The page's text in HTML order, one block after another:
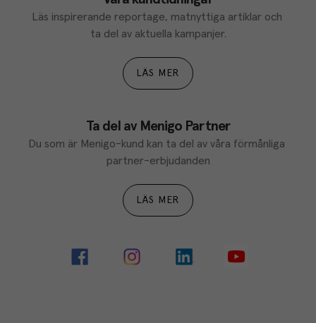
Läs inspirerande reportage, matnyttiga artiklar och
ta del av aktuella kampanjer.
LÄS MER
Ta del av Menigo Partner
Du som är Menigo-kund kan ta del av våra förmånliga
partner-erbjudanden
LÄS MER